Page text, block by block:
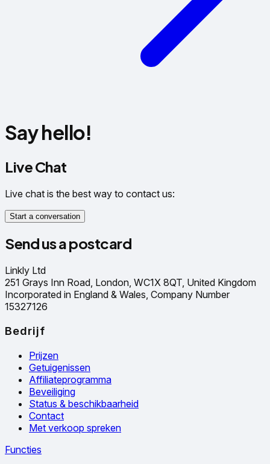
Say hello!
Live Chat
Live chat is the best way to contact us:
Start a conversation
Send us a postcard
Linkly Ltd
251 Grays Inn Road, London, WC1X 8QT, United Kingdom
Incorporated in England & Wales, Company Number
15327126
Bedrijf
Prijzen
Getuigenissen
Affiliateprogramma
Beveiliging
Status & beschikbaarheid
Contact
Met verkoop spreken
Functies